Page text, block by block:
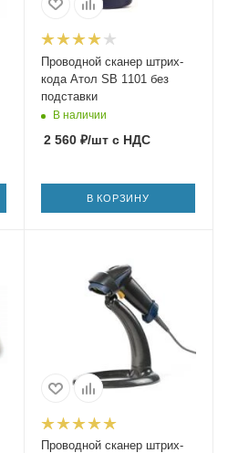
Проводной сканер штрих-
кода Атол SB 1101 без
подставки
В наличии
2 560₽/штс НДС
В КОРЗИНУ
Проводной сканер штрих-